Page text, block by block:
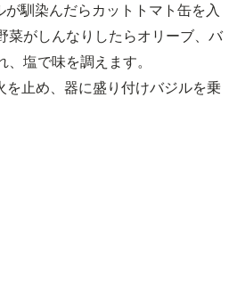
馴染んだらカットトマト缶を入
菜がしんなりしたらオリーブ、バ
塩で味を調えます。
を止め、器に盛り付けバジルを乗